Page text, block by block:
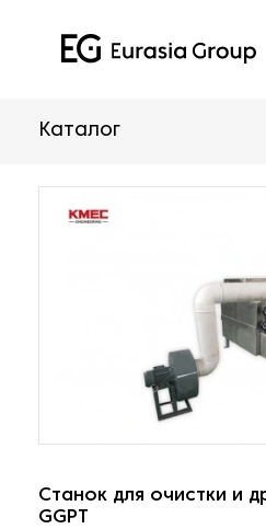
Каталог
Станок для очистки и
GGPT